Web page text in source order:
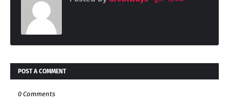
POST A COMMENT
0 Comments